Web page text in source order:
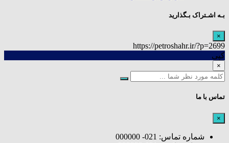
بـه اشـتراک بـگذارید
×
https://petroshahr.ir/?p=2699
کپی
×
تماس با ما
×
شماره تماس: 021- 000000